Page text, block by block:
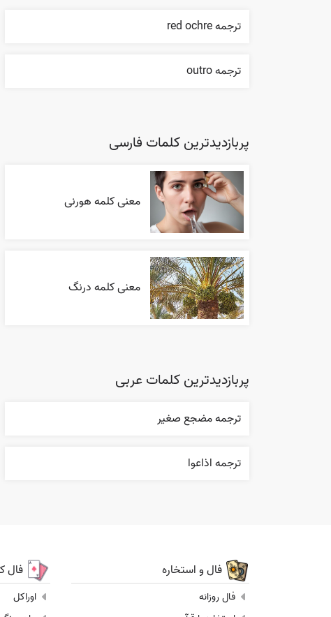
ترجمه red ochre
ترجمه outro
پربازدیدترین کلمات فارسی
معنی کلمه هورنی
معنی کلمه درنگ
پربازدیدترین کلمات عربی
ترجمه مضجع صغير
ترجمه اذاعوا
فال و استخاره
فال روزانه
فال
اوراکل